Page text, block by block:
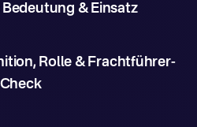
& Einsatz
Rolle & Frachtführer-
Check